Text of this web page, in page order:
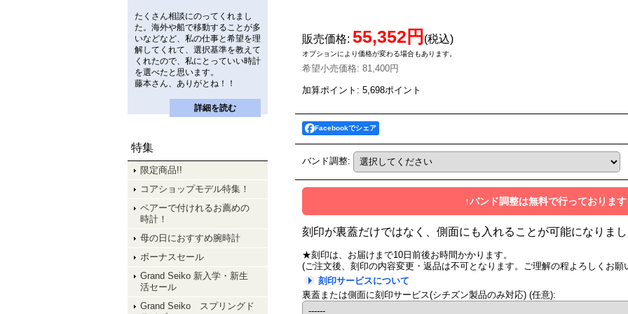
たくさん相談にのってくれまし
た。海外や船で移動することが多
いなどなど、私の仕事と希望を理
解してくれて、選択基準を教えて
くれたので、私にとっていい時計
を選べたと思います。
藤本さん、ありがとね！！
詳細を読む
特集
限定商品!!
コアショップモデル特集！
ペアーで付けれるお薦めの
時計！
母の日におすすめ腕時計
ボーナスセール
Grand Seiko 新入学・新生
活セール
Grand Seiko スプリングド
販売価格: 55,352円 (税込)
オプションにより価格が変わる場合もあります。
希望小売価格: 81,400円
加算ポイント: 5,698ポイント
Facebookでシェア
バンド調整:
↑バンド調整は無料で行っております
刻印が裏蓋だけではなく、側面にも入れることが可能になりまし
★刻印は、お届けまで10日前後お時間かかります。
(ご注文後、刻印の内容変更・返品は不可となります。ご理解の程よろしくお願
刻印サービスについて
裏蓋または側面に刻印サービス(シチズン製品のみ対応) (任意):